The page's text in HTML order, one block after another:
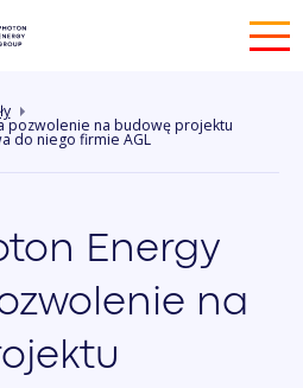
pozwolenie na budowę projektu
do niego firmie AGL
Energy
na